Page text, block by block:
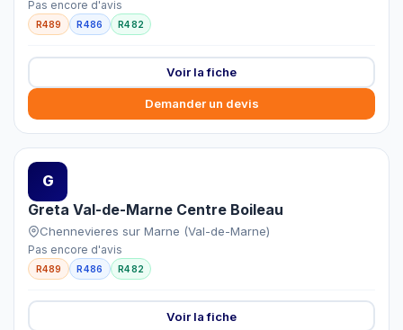
Pas encore d'avis
R489 R486 R482
Voir la fiche
Demander un devis
G
Greta Val-de-Marne Centre Boileau
Chennevieres sur Marne (Val-de-Marne)
Pas encore d'avis
R489 R486 R482
Voir la fiche